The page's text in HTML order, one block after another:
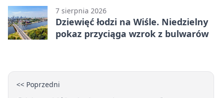
7 sierpnia 2026
Dziewięć łodzi na Wiśle. Niedzielny
pokaz przyciąga wzrok z bulwarów
<< Poprzedni